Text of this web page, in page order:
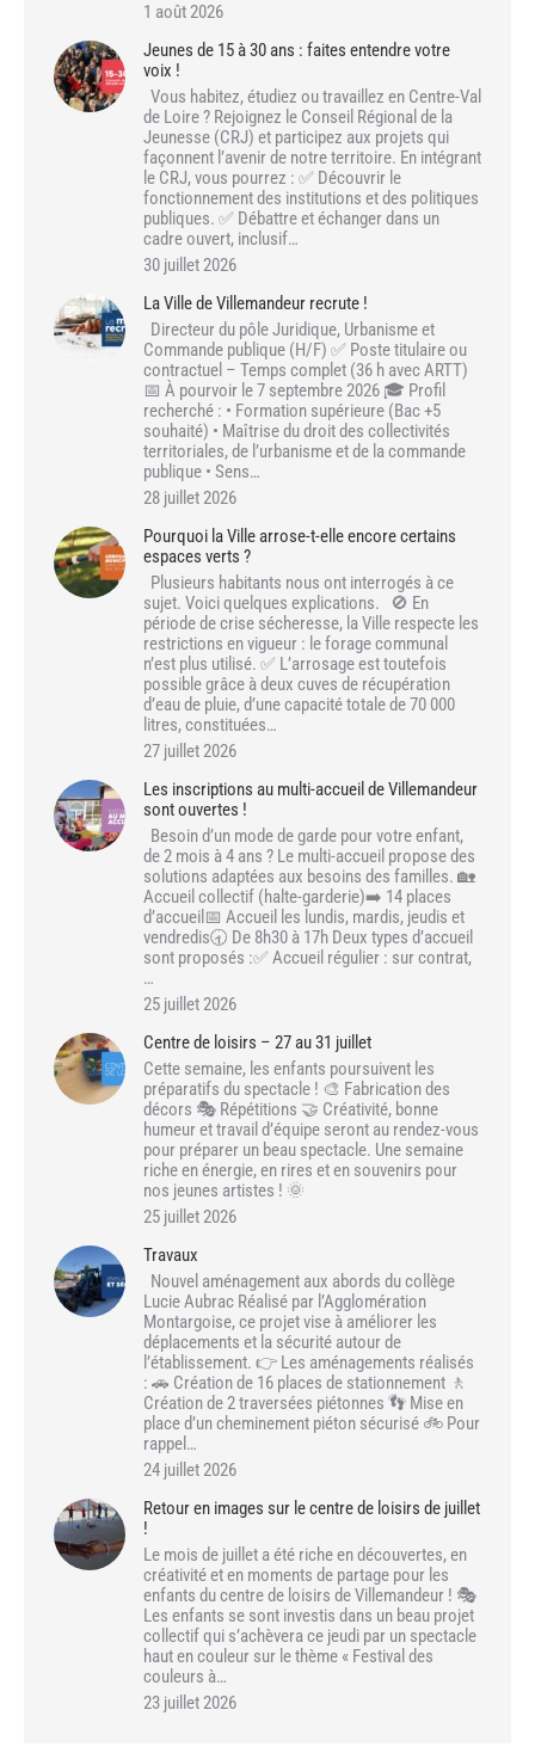
1 août 2026
Jeunes de 15 à 30 ans : faites entendre votre
voix !
Vous habitez, étudiez ou travaillez en Centre-Val
de Loire ? Rejoignez le Conseil Régional de la
Jeunesse (CRJ) et participez aux projets qui
façonnent l’avenir de notre territoire. En intégrant
le CRJ, vous pourrez : ✅ Découvrir le
fonctionnement des institutions et des politiques
publiques. ✅ Débattre et échanger dans un
cadre ouvert, inclusif…
30 juillet 2026
La Ville de Villemandeur recrute !
Directeur du pôle Juridique, Urbanisme et
Commande publique (H/F) ✅ Poste titulaire ou
contractuel – Temps complet (36 h avec ARTT)
📅 À pourvoir le 7 septembre 2026 🎓 Profil
recherché : • Formation supérieure (Bac +5
souhaité) • Maîtrise du droit des collectivités
territoriales, de l’urbanisme et de la commande
publique • Sens…
28 juillet 2026
Pourquoi la Ville arrose-t-elle encore certains
espaces verts ?
Plusieurs habitants nous ont interrogés à ce
sujet. Voici quelques explications. 🚫 En
période de crise sécheresse, la Ville respecte les
restrictions en vigueur : le forage communal
n’est plus utilisé. ✅ L’arrosage est toutefois
possible grâce à deux cuves de récupération
d’eau de pluie, d’une capacité totale de 70 000
litres, constituées…
27 juillet 2026
Les inscriptions au multi-accueil de Villemandeur
sont ouvertes !
Besoin d’un mode de garde pour votre enfant,
de 2 mois à 4 ans ? Le multi-accueil propose des
solutions adaptées aux besoins des familles. 🏡
Accueil collectif (halte-garderie)➡️ 14 places
d’accueil📅 Accueil les lundis, mardis, jeudis et
vendredis🕣 De 8h30 à 17h Deux types d’accueil
sont proposés :✅ Accueil régulier : sur contrat,
…
25 juillet 2026
Centre de loisirs – 27 au 31 juillet
Cette semaine, les enfants poursuivent les
préparatifs du spectacle ! 🎨 Fabrication des
décors 🎭 Répétitions 🤝 Créativité, bonne
humeur et travail d’équipe seront au rendez-vous
pour préparer un beau spectacle. Une semaine
riche en énergie, en rires et en souvenirs pour
nos jeunes artistes ! 🌞
25 juillet 2026
Travaux
Nouvel aménagement aux abords du collège
Lucie Aubrac Réalisé par l’Agglomération
Montargoise, ce projet vise à améliorer les
déplacements et la sécurité autour de
l’établissement. 👉 Les aménagements réalisés
: 🚗 Création de 16 places de stationnement 🚶
Création de 2 traversées piétonnes 👣 Mise en
place d’un cheminement piéton sécurisé 🚲 Pour
rappel…
24 juillet 2026
Retour en images sur le centre de loisirs de juillet
!
Le mois de juillet a été riche en découvertes, en
créativité et en moments de partage pour les
enfants du centre de loisirs de Villemandeur ! 🎭
Les enfants se sont investis dans un beau projet
collectif qui s’achèvera ce jeudi par un spectacle
haut en couleur sur le thème « Festival des
couleurs à…
23 juillet 2026